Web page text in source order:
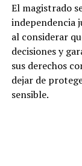
El magistrado
independencia
al considerar
decisiones y
sus derechos
dejar de
sensible.